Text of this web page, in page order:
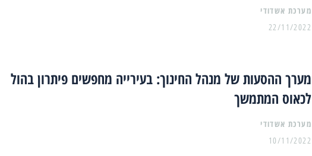
מערכת אשדודי
22/11/2022
מערך ההסעות של מנהל החינוך: בעירייה מחפשים פיתרון בהול
לכאוס המתמשך
מערכת אשדודי
10/11/2022